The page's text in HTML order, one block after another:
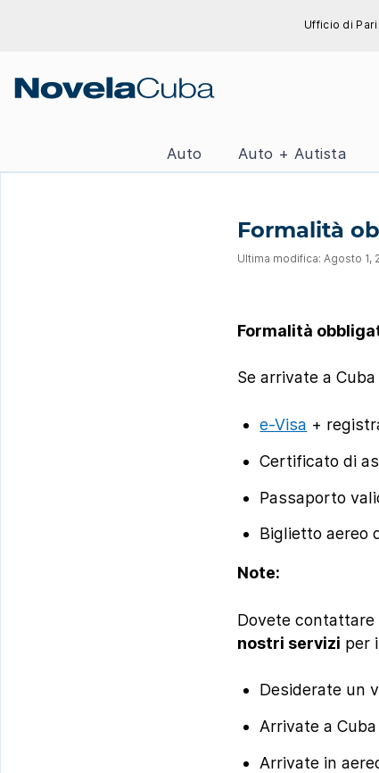
Ufficio di
Auto Auto + Autista
Formalità
Ultima modifica: Agosto 1,
Formalità
Se arrivate a Cuba
e-Visa +
Certificato di
Passaporto
Biglietto aereo
Note:
Dovete contattare
nostri servizi per
Desiderate un
Arrivate a
Arrivate in